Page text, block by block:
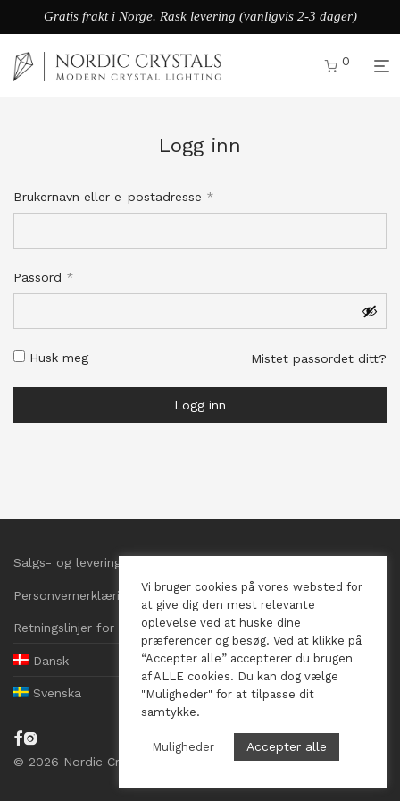
Gratis frakt i Norge. Rask levering (vanligvis 2-3 dager)
0
Logg inn
Brukernavn eller e-postadresse *
Passord *
Husk meg Mistet passordet ditt?
Logg inn
Salgs- og leveringsbetingelser
Personvernerklæring
Retningslinjer for informasjonskapsler
Dansk
Svenska
© 2026 Nordic Crystals, CVR 41569026
Vi bruger cookies på vores websted for
at give dig den mest relevante
oplevelse ved at huske dine
præferencer og besøg. Ved at klikke på
“Accepter alle” accepterer du brugen
af ALLE cookies. Du kan dog vælge
"Muligheder" for at tilpasse dit
samtykke.
Muligheder Accepter alle